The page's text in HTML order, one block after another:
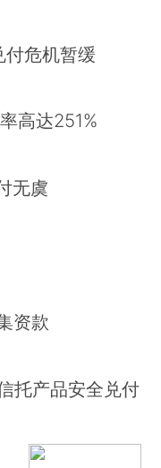
危机暂缓
高达251%
无虞
资款
托产品安全兑付